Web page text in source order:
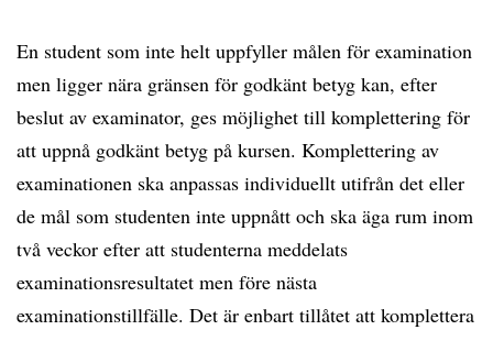
En student som inte helt uppfyller målen för examination
men ligger nära gränsen för godkänt betyg kan, efter
beslut av examinator, ges möjlighet till komplettering för
att uppnå godkänt betyg på kursen. Komplettering av
examinationen ska anpassas individuellt utifrån det eller
de mål som studenten inte uppnått och ska äga rum inom
två veckor efter att studenterna meddelats
examinationsresultatet men före nästa
examinationstillfälle. Det är enbart tillåtet att komplettera